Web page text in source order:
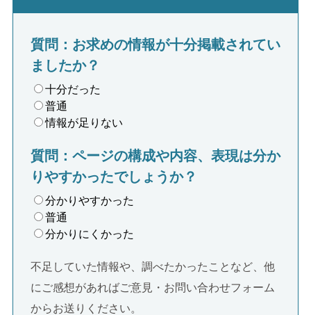
質問：お求めの情報が十分掲載されてい
ましたか？
十分だった
普通
情報が足りない
質問：ページの構成や内容、表現は分か
りやすかったでしょうか？
分かりやすかった
普通
分かりにくかった
不足していた情報や、調べたかったことなど、他
にご感想があればご意見・お問い合わせフォーム
からお送りください。